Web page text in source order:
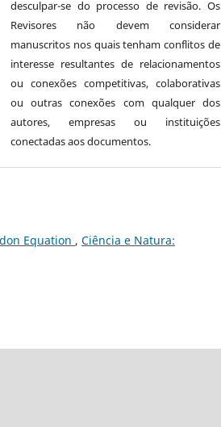
desculpar-se do processo de revisão. Os
Revisores não devem considerar
manuscritos nos quais tenham conflitos de
interesse resultantes de relacionamentos
ou conexões competitivas, colaborativas
ou outras conexões com qualquer dos
autores, empresas ou instituições
conectadas aos documentos.
Equation , Ciência e Natura: